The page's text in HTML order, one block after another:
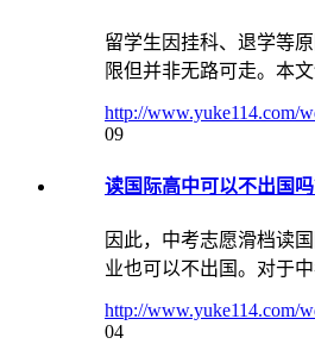
留学生因挂科、退学等
限但并非无路可走。本
http://www.yuke114.com/
09
读国际高中可以不出国吗
因此，中考志愿滑档读
业也可以不出国。对于
http://www.yuke114.com/
04